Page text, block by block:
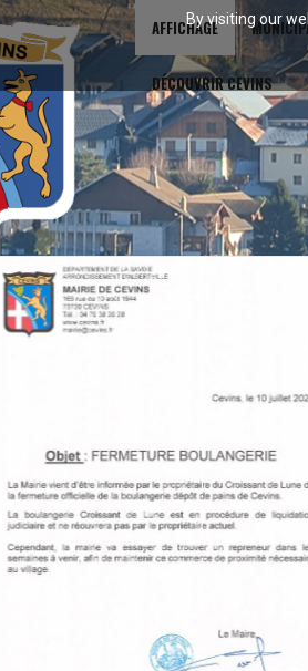
AFFICHAGE
DÉCOUVRIR CEVINS
By visiting our